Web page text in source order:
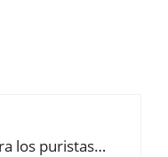
los puristas…